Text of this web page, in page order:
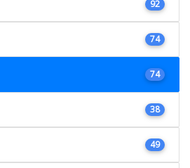
92
74
74
38
49